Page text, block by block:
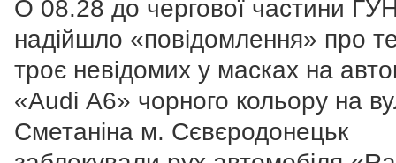
О 08.28 до чергової частини
надійшло «повідомлення» про
троє невідомих у масках на
«Audi А6» чорного кольору на
Сметаніна м. Сєвєродонецьк